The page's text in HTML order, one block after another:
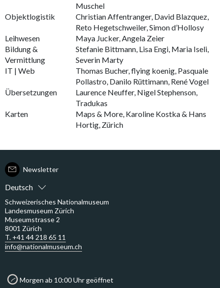
Muschel
Objektlogistik
Christian Affentranger, David Blazquez,
Reto Hegetschweiler, Simon d’Hollosy
Leihwesen
Maya Jucker, Angela Zeier
Bildung &
Vermittlung
Stefanie Bittmann, Lisa Engi, Maria Iseli,
Severin Marty
IT | Web
Thomas Bucher, flying koenig, Pasquale
Pollastro, Danilo Rüttimann, René Vogel
Übersetzungen
Laurence Neuffer, Nigel Stephenson,
Tradukas
Karten
Maps & More, Karoline Kostka & Hans
Hortig, Zürich
Deutsch
Newsletter
Schweizerisches Nationalmuseum
Landesmuseum Zürich
Museumstrasse 2
8001 Zürich
T. +41 44 218 65 11
info@nationalmuseum.ch
Morgen ab 10:00 Uhr geöffnet